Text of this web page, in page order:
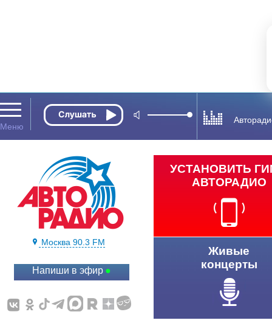
Москва 90.3 FM
Напиши в эфир
УСТАНОВИТЬ
АВТОРАДИО
Живые
концерты